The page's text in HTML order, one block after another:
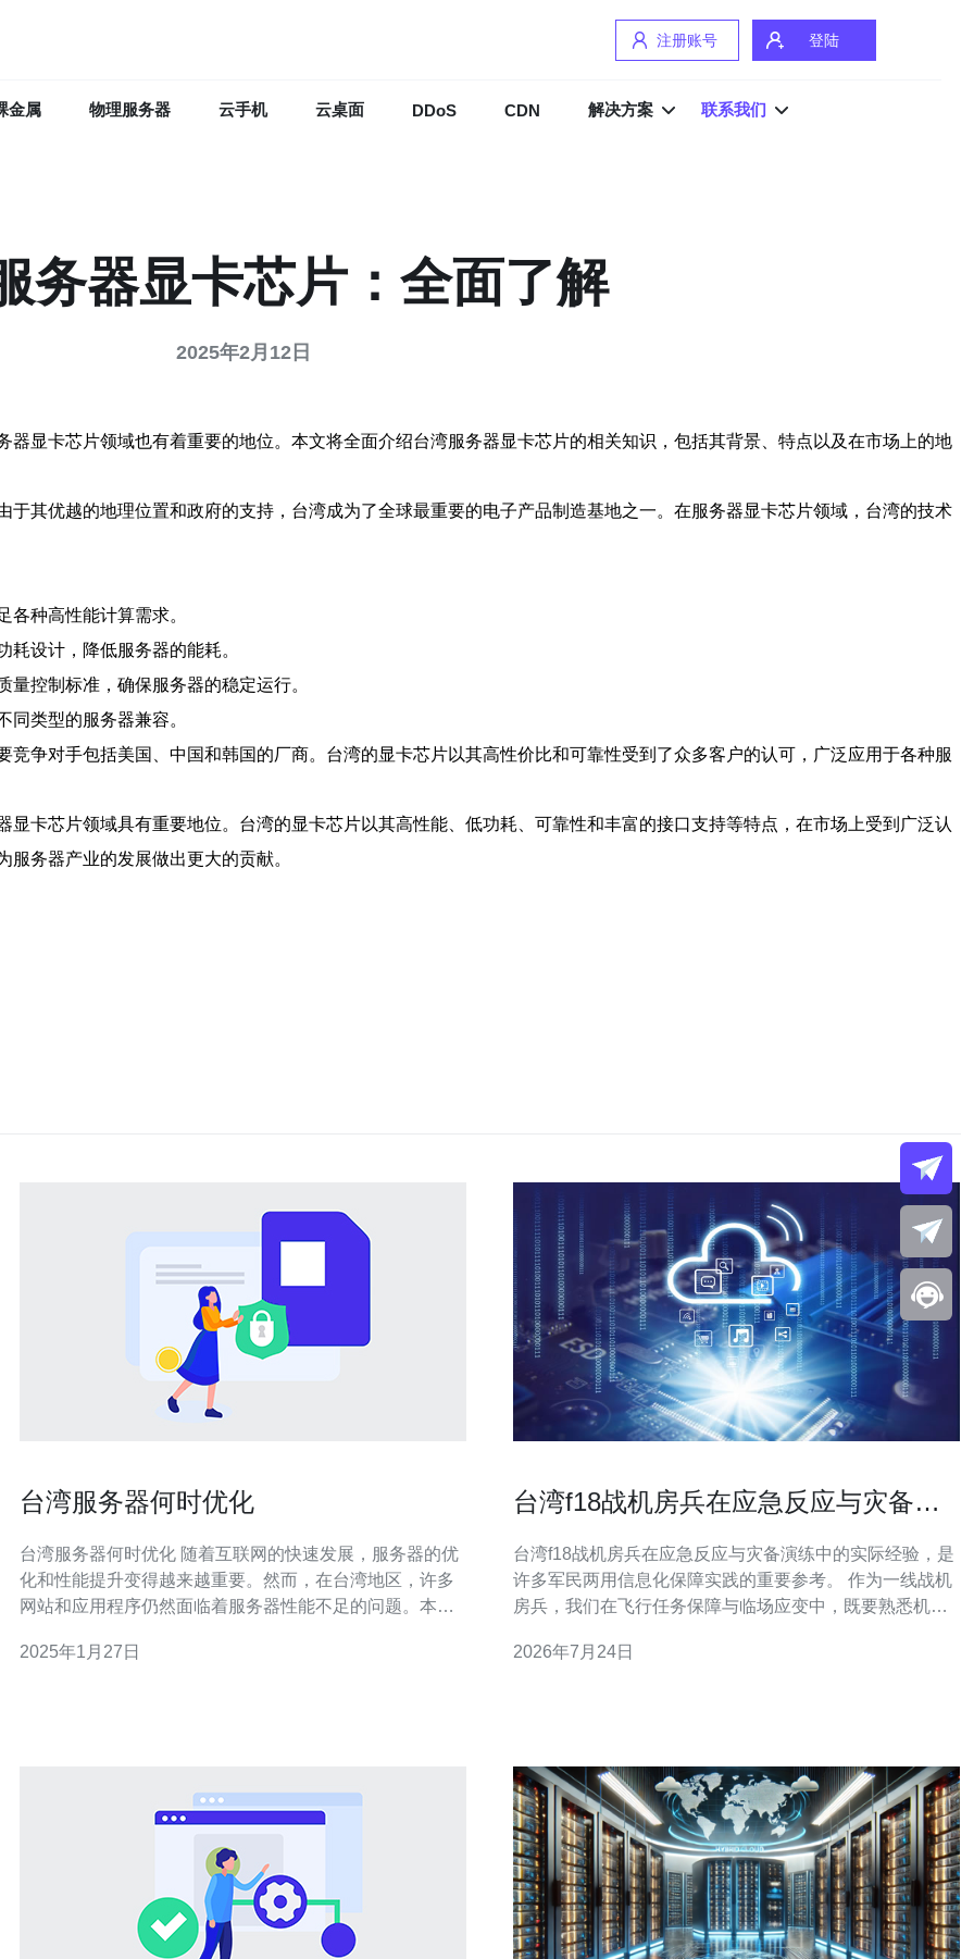
注册账号 登陆
金属 物理服务器 云手机 云桌面 DDoS CDN 解决方案 联系我们
务器显卡芯片：全面了解
2025年2月12日
显卡芯片领域也有着重要的地位。本文将全面介绍台湾服务器显卡芯片的相关知识，包括其背景、特点以及在市场上的地
其优越的地理位置和政府的支持，台湾成为了全球最重要的电子产品制造基地之一。在服务器显卡芯片领域，台湾的技术
种高性能计算需求。
设计，降低服务器的能耗。
控制标准，确保服务器的稳定运行。
类型的服务器兼容。
争对手包括美国、中国和韩国的厂商。台湾的显卡芯片以其高性价比和可靠性受到了众多客户的认可，广泛应用于各种服
卡芯片领域具有重要地位。台湾的显卡芯片以其高性能、低功耗、可靠性和丰富的接口支持等特点，在市场上受到广泛认
务器产业的发展做出更大的贡献。
台湾服务器何时优化
台湾服务器何时优化 随着互联网的快速发展，服务器的优
化和性能提升变得越来越重要。然而，在台湾地区，许多
网站和应用程序仍然面临着服务器性能不足的问题。本文
议。 台湾作为东亚地区的重要科技枢纽，拥有大量的互联
2025年1月27日
台湾f18战机房兵在应急反应与灾备演
台湾f18战机房兵在应急反应与灾备演练中的实际经验，是
许多军民两用信息化保障实践的重要参考。 作为一线战机
房兵，我们在飞行任务保障与临场应变中，既要熟悉机务
复，这包括对服务器、VPS、主机和域名系统的掌握。 演
2026年7月24日